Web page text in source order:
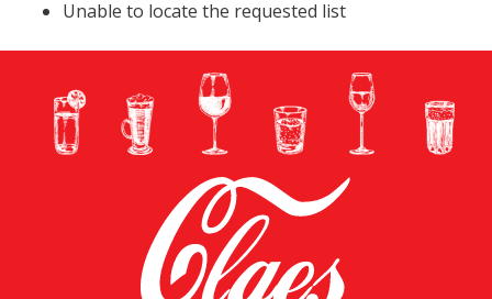
Unable to locate the requested list